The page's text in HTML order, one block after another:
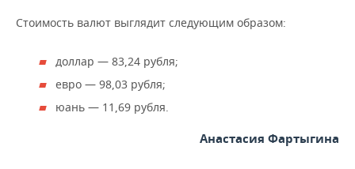
ВОДНЫЕ ВИДЫ СПОРТА
ОБРАЗОВАНИЕ
Стоимость валют выглядит следующим образом:
доллар — 83,24 рубля;
евро — 98,03 рубля;
юань — 11,69 рубля.
Анастасия Фартыгина